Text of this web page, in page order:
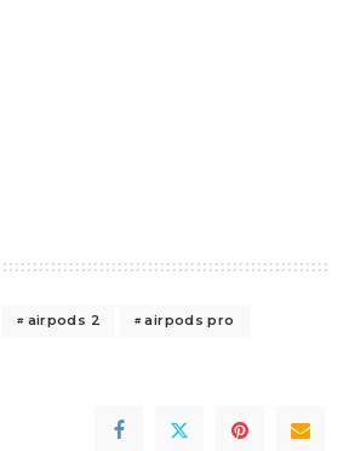
airpods 2
airpods pro